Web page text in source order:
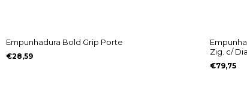
Empunhadura Bold Grip Porte
€28,59
Zig. c/
€79,75